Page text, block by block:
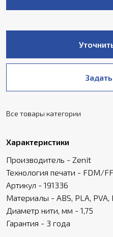
Все товары категории
Характеристики
Производитель - Zenit
Технология печати - FDM/
Артикул - 191336
Материалы - ABS, PLA, PVA,
Диаметр нити, мм - 1,75
Гарантия - 3 года